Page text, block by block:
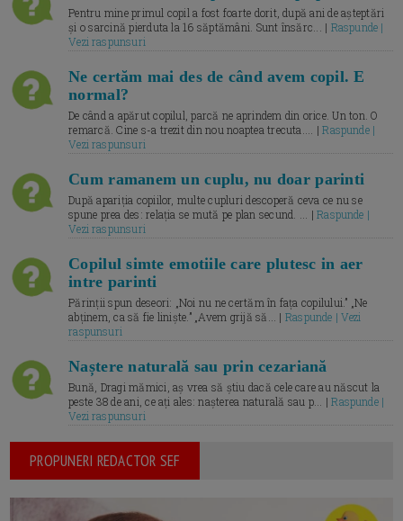
Pentru mine primul copil a fost foarte dorit, după ani de așteptări
și o sarcină pierduta la 16 săptămâni. Sunt însărc... | Raspunde |
Vezi raspunsuri
Ne certăm mai des de când avem copil. E
normal?
De când a apărut copilul, parcă ne aprindem din orice. Un ton. O
remarcă. Cine s-a trezit din nou noaptea trecuta.... |Raspunde |
Vezi raspunsuri
Cum ramanem un cuplu, nu doar parinti
După apariția copiilor, multe cupluri descoperă ceva ce nu se
spune prea des: relația se mută pe plan secund. ... |Raspunde |
Vezi raspunsuri
Copilul simte emotiile care plutesc in aer
intre parinti
Părinții spun deseori: „Noi nu ne certăm în fața copilului.” „Ne
abținem, ca să fie liniște.” „Avem grijă să... | Raspunde | Vezi
raspunsuri
Naștere naturală sau prin cezariană
Bună, Dragi mămici, aș vrea să știu dacă cele care au născut la
peste 38 de ani, ce ați ales: nașterea naturală sau p... |Raspunde |
Vezi raspunsuri
PROPUNERI REDACTOR SEF